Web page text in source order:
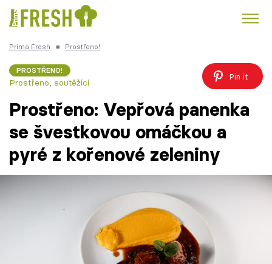
Česká kuchyně
Témata
TV Program
Prima Fresh ■ Prostřeno!
PROSTŘENO!
Prostřeno, soutěžící
Pin it
Prostřeno: Vepřová panenka
se švestkovou omáčkou a
pyré z kořenové zeleniny